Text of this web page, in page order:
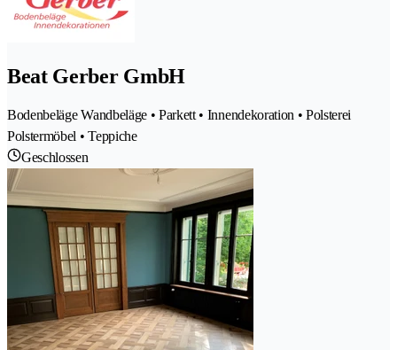
Beat Gerber GmbH
Bodenbeläge Wandbeläge • Parkett • Innendekoration • Polsterei
Polstermöbel • Teppiche
Geschlossen